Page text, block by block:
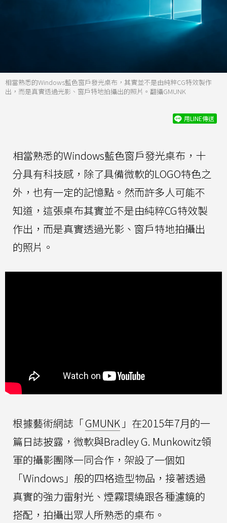
相當熟悉的Windows藍色窗戶發光桌布，其實並不是由純粹CG特效製作
出，而是真實透過光影、窗戶特地拍攝出的照片。翻攝GMUNK
用LINE傳送
相當熟悉的Windows藍色窗戶發光桌布，十
分具有科技感，除了具備微軟的LOGO特色之
外，也有一定的記憶點。然而許多人可能不
知道，這張桌布其實並不是由純粹CG特效製
作出，而是真實透過光影、窗戶特地拍攝出
的照片。
根據藝術網誌「GMUNK 」在2015年7月的一
篇日誌披露，微軟與Bradley G. Munkowitz領
軍的攝影團隊一同合作，架設了一個如
「Windows」般的四格造型物品，接著透過
真實的強力雷射光、煙霧環繞跟各種濾鏡的
搭配，拍攝出眾人所熟悉的桌布。